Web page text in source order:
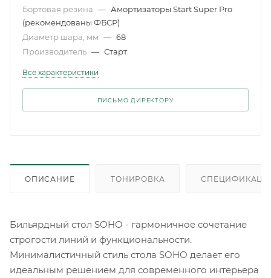
Бортовая резина — Амортизаторы Start Super Pro
(рекомендованы ФБСР)
Диаметр шара, мм — 68
Производитель — Старт
Все характеристики
ПИСЬМО ДИРЕКТОРУ
ОПИСАНИЕ ТОНИРОВКА
Бильярдный стол SOHO - гармоничное сочетание
строгости линий и функциональности.
Минималистичный стиль стола SOHO делает его
идеальным решением для современного интерьера